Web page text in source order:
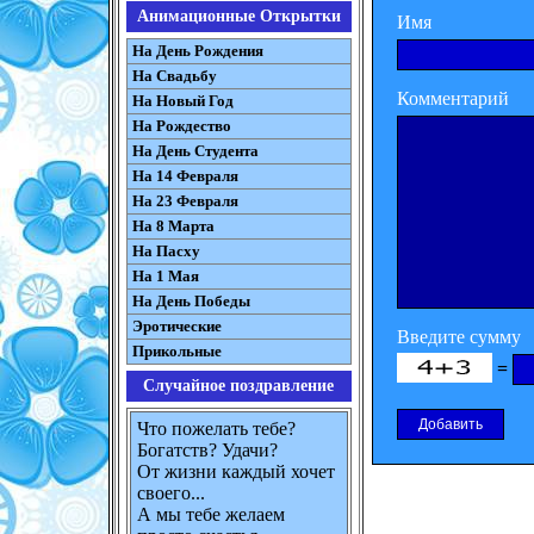
Анимационные Открытки
На День Рождения
На Свадьбу
На Новый Год
На Рождество
На День Студента
На 14 Февраля
На 23 Февраля
На 8 Марта
На Пасху
На 1 Мая
На День Победы
Эротические
Прикольные
Случайное поздравление
Что пожелать тебе?
Богатств? Удачи?
От жизни каждый хочет
своего...
А мы тебе желаем
Имя
Комментарий
Введите сумму
=